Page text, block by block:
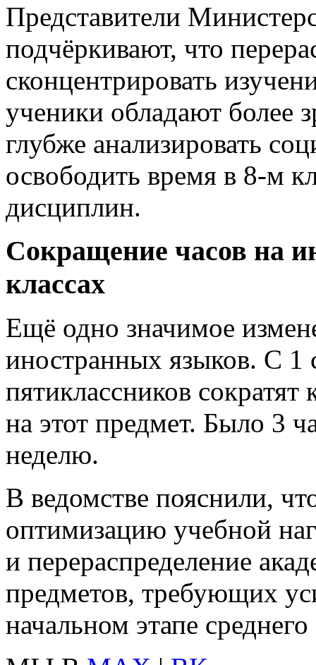
Представители
подчёркивают, что
сконцентрировать
ученики обладают
глубже анализировать
освободить время в 8-м
дисциплин.
Сокращение часов на
классах
Ещё одно значимое
иностранных языков. С 1
пятиклассников
на этот предмет. Было 3
неделю.
В ведомстве пояснили,
оптимизацию учебной
и перераспределение
предметов, требующих
начальном этапе